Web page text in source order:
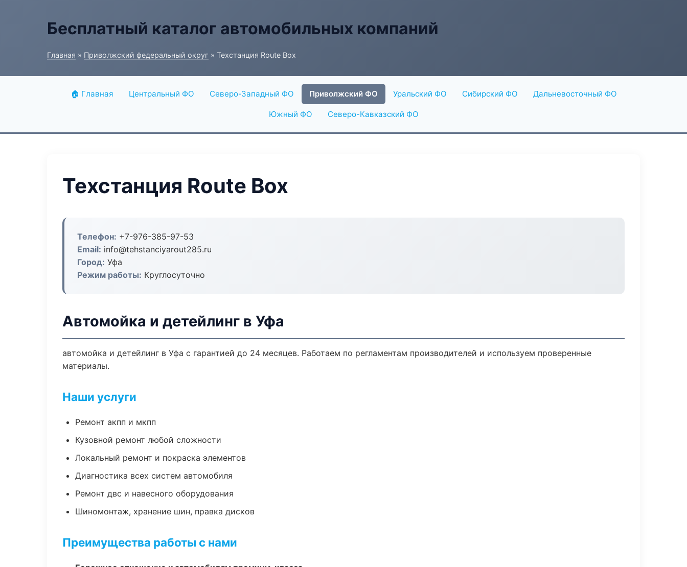
Бесплатный каталог автомобильных компаний
Главная » Приволжский федеральный округ » Техстанция Route Box
🏠 Главная Центральный ФО Северо-Западный ФО Приволжский ФО Уральский ФО Сибирский ФО Дальневосточный ФО
Южный ФО Северо-Кавказский ФО
Техстанция Route Box
Телефон: +7-976-385-97-53
Email: info@tehstanciyarout285.ru
Город: Уфа
Режим работы: Круглосуточно
Автомойка и детейлинг в Уфа
автомойка и детейлинг в Уфа с гарантией до 24 месяцев. Работаем по регламентам производителей и используем проверенные
материалы.
Наши услуги
Ремонт акпп и мкпп
Кузовной ремонт любой сложности
Локальный ремонт и покраска элементов
Диагностика всех систем автомобиля
Ремонт двс и навесного оборудования
Шиномонтаж, хранение шин, правка дисков
Преимущества работы с нами